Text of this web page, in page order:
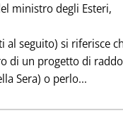
ministro degli Esteri,
al seguito) si riferisce
di un progetto di
Sera) o perlo...